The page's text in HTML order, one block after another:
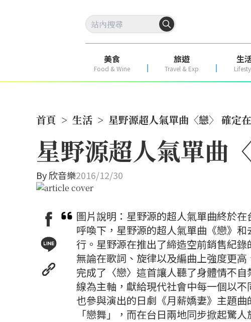
美食
Food & Wine
旅遊
Travel & Exp
生
首頁 > 生活 > 星野源超人氣單曲〈戀〉 確定
星野源超人氣單曲
By欣音樂2016/12/30
圖片說明：星野源的超人氣單曲終於
呼喚下，星野源的超人氣單曲《戀》
行。星野源在推出了締造空前銷售紀
無論在歌詞、旋律以及編曲上強度更
完成了〈戀〉這首讓人聽了身體情不
線為主軸，獻給現代社會中每一個以
也參與演出的日劇《月薪嬌妻》主題
「戀舞」，而在台日兩地同步掀起驚人